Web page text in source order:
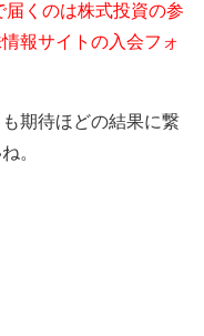
届くのは株式投資の参
報サイトの入会フォ
期待ほどの結果に繋
。